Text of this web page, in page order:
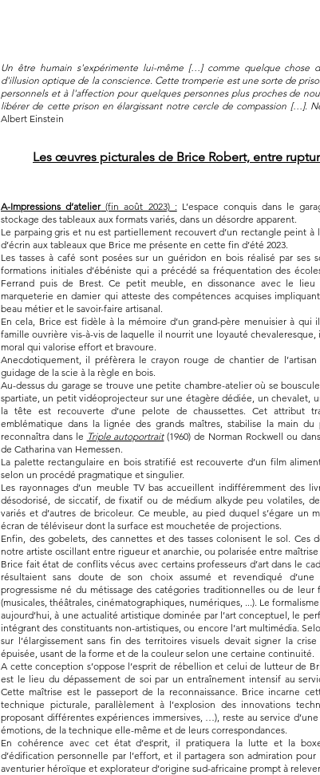
Un être humain s'expérimente lui-même […] comme quelque chose
d'illusion optique de la conscience. Cette tromperie est une sorte de
personnels et à l'affection pour quelques personnes plus proches de
libérer de cette prison en élargissant notre cercle de compassion […].
Albert Einstein
Les œuvres picturales de Brice Robert, entre
A-Impressions d’atelier(fin août 2023) : L’espace conquis dans le
stockage des tableaux aux formats variés, dans un désordre apparent.
Le parpaing gris et nu est partiellement recouvert d’un rectangle peint
d’écrin aux tableaux que Brice me présente en cette fin d’été 2023.
Les tasses à café sont posées sur un guéridon en bois réalisé par ses
formations initiales d’ébéniste qui a précédé sa fréquentation des
Ferrand puis de Brest. Ce petit meuble, en dissonance avec le lieu
marqueterie en damier qui atteste des compétences acquises
beau métier et le savoir-faire artisanal.
En cela, Brice est fidèle à la mémoire d’un grand-père menuisier à qui
famille ouvrière vis-à-vis de laquelle il nourrit une loyauté chevaleresque,
moral qui valorise effort et bravoure.
Anecdotiquement, il préfèrera le crayon rouge de chantier de
guidage de la scie à la règle en bois.
Au-dessus du garage se trouve une petite chambre-atelier où se
spartiate, un petit vidéoprojecteur sur une étagère dédiée, un chevalet,
la tête est recouverte d’une pelote de chaussettes. Cet attribut
emblématique dans la lignée des grands maîtres, stabilise la main
reconnaîtra dans le Triple autoportrait(1960) de Norman Rockwell ou dans
de Catharina van Hemessen.
La palette rectangulaire en bois stratifié est recouverte d’un film
selon un procédé pragmatique et singulier.
Les rayonnages d’un meuble TV bas accueillent indifféremment des
désodorisé, de siccatif, de fixatif ou de médium alkyde peu volatiles,
variés et d’autres de bricoleur. Ce meuble, au pied duquel s’égare un
écran de téléviseur dont la surface est mouchetée de projections.
Enfin, des gobelets, des cannettes et des tasses colonisent le sol. Ces
notre artiste oscillant entre rigueur et anarchie, ou polarisée entre
Brice fait état de conflits vécus avec certains professeurs d’art dans le
résultaient sans doute de son choix assumé et revendiqué
progressisme né du métissage des catégories traditionnelles ou de leur
(musicales, théâtrales, cinématographiques, numériques, ...). Le
aujourd’hui, à une actualité artistique dominée par l’art conceptuel, le
intégrant des constituants non-artistiques, ou encore l’art multimédia.
sur l’élargissement sans fin des territoires visuels devait signer la
épuisée, usant de la forme et de la couleur selon une certaine continuité.
A cette conception s’oppose l’esprit de rébellion et celui de lutteur de
est le lieu du dépassement de soi par un entraînement intensif au
Cette maîtrise est le passeport de la reconnaissance. Brice incarne
technique picturale, parallèlement à l’explosion des innovations
proposant différentes expériences immersives, …), reste au service
émotions, de la technique elle-même et de leurs correspondances.
En cohérence avec cet état d’esprit, il pratiquera la lutte et la
d’édification personnelle par l’effort, et il partagera son admiration
aventurier héroïque et explorateur d’origine sud-africaine prompt à